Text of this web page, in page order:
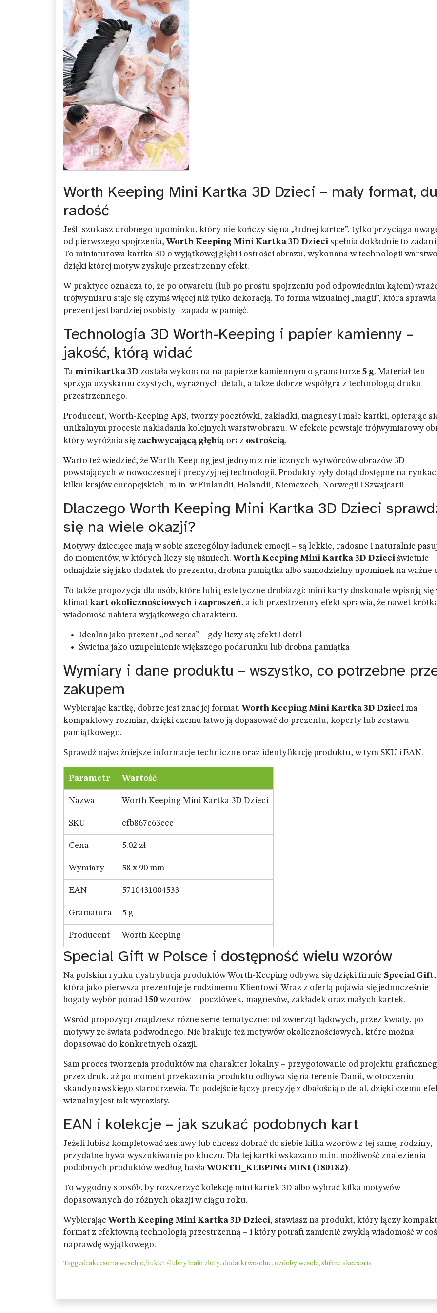
Worth Keeping Mini Kartka 3D Dzieci – mały format,
radość
Jeśli szukasz drobnego upominku, który nie kończy się na „ładnej kartce”, tylko przyciąga
od pierwszego spojrzenia,Worth Keeping Mini Kartka 3D Dzieci spełnia dokładnie to
To miniaturowa kartka 3D o wyjątkowej głębi i ostrości obrazu, wykonana w technologii
dzięki której motyw zyskuje przestrzenny efekt.
W praktyce oznacza to, że po otwarciu (lub po prostu spojrzeniu pod odpowiednim kątem)
trójwymiaru staje się czymś więcej niż tylko dekoracją. To forma wizualnej „magii”, która
prezent jest bardziej osobisty i zapada w pamięć.
Technologia 3D Worth-Keeping i papier kamienny –
jakość, którą widać
Ta minikartka 3D została wykonana na papierze kamiennym o gramaturze 5 g. Materiał ten
sprzyja uzyskaniu czystych, wyraźnych detali, a także dobrze współgra z technologią druku
przestrzennego.
Producent, Worth-Keeping ApS, tworzy pocztówki, zakładki, magnesy i małe kartki, opierając
unikalnym procesie nakładania kolejnych warstw obrazu. W efekcie powstaje trójwymiarowy
który wyróżnia się zachwycającą głębią oraz ostrością.
Warto też wiedzieć, że Worth-Keeping jest jednym z nielicznych wytwórców obrazów 3D
powstających w nowoczesnej i precyzyjnej technologii. Produkty były dotąd dostępne na
kilku krajów europejskich, m.in. w Finlandii, Holandii, Niemczech, Norwegii i Szwajcarii.
Dlaczego Worth Keeping Mini Kartka 3D Dzieci
się na wiele okazji?
Motywy dziecięce mają w sobie szczególny ładunek emocji – są lekkie, radosne i naturalnie
do momentów, w których liczy się uśmiech.Worth Keeping Mini Kartka 3D Dzieci świetnie
odnajdzie się jako dodatek do prezentu, drobna pamiątka albo samodzielny upominek na ważne
To także propozycja dla osób, które lubią estetyczne drobiazgi: mini karty doskonale wpisują się
klimat kart okolicznościowych i zaproszeń, a ich przestrzenny efekt sprawia, że nawet
wiadomość nabiera wyjątkowego charakteru.
Idealna jako prezent „od serca” – gdy liczy się efekt i detal
Świetna jako uzupełnienie większego podarunku lub drobna pamiątka
Wymiary i dane produktu – wszystko, co potrzebne
zakupem
Wybierając kartkę, dobrze jest znać jej format.Worth Keeping Mini Kartka 3D Dzieci ma
kompaktowy rozmiar, dzięki czemu łatwo ją dopasować do prezentu, koperty lub zestawu
pamiątkowego.
Sprawdź najważniejsze informacje techniczne oraz identyfikację produktu, w tym SKU i EAN.
Parametr Wartość
Nazwa Worth Keeping Mini Kartka 3D Dzieci
SKU efb867c63ece
Cena 5.02 zł
Wymiary 58 x 90 mm
EAN 5710431004533
Gramatura 5 g
Producent Worth Keeping
Special Gift w Polsce i dostępność wielu wzorów
Na polskim rynku dystrybucja produktów Worth-Keeping odbywa się dzięki firmie Special Gift,
która jako pierwsza prezentuje je rodzimemu Klientowi. Wraz z ofertą pojawia się jednocześnie
bogaty wybór ponad 150 wzorów – pocztówek, magnesów, zakładek oraz małych kartek.
Wśród propozycji znajdziesz różne serie tematyczne: od zwierząt lądowych, przez kwiaty, po
motywy ze świata podwodnego. Nie brakuje też motywów okolicznościowych, które można
dopasować do konkretnych okazji.
Sam proces tworzenia produktów ma charakter lokalny – przygotowanie od projektu
przez druk, aż po moment przekazania produktu odbywa się na terenie Danii, w otoczeniu
skandynawskiego starodrzewia. To podejście łączy precyzję z dbałością o detal, dzięki czemu
wizualny jest tak wyrazisty.
EAN i kolekcje – jak szukać podobnych kart
Jeżeli lubisz kompletować zestawy lub chcesz dobrać do siebie kilka wzorów z tej samej rodziny,
przydatne bywa wyszukiwanie po kluczu. Dla tej kartki wskazano m.in. możliwość znalezienia
podobnych produktów według hasłaWORTH_KEEPING MINI (180182).
To wygodny sposób, by rozszerzyć kolekcję mini kartek 3D albo wybrać kilka motywów
dopasowanych do różnych okazji w ciągu roku.
WybierającWorth Keeping Mini Kartka 3D Dzieci, stawiasz na produkt, który łączy
format z efektowną technologią przestrzenną – i który potrafi zamienić zwykłą wiadomość w coś
naprawdę wyjątkowego.
Tagged: akcesoria weselne, bukiet ślubny biało złoty, dodatki weselne, ozdoby wesele, ślubne akcesoria